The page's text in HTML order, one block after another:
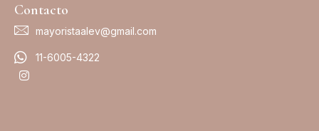
Contacto
mayoristaalev@gmail.com
11-6005-4322